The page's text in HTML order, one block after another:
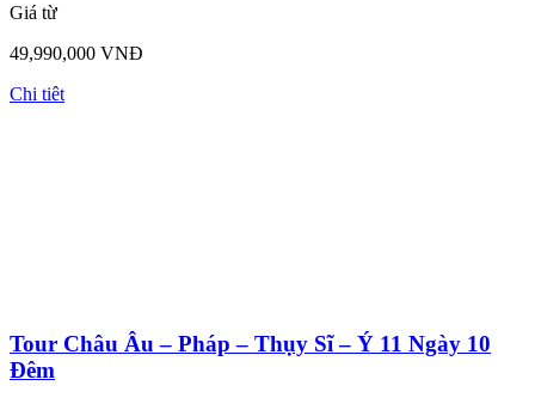
Giá từ
49,990,000 VNĐ
Chi tiêt
Tour Châu Âu – Pháp – Thụy Sĩ – Ý 11 Ngày 10
Đêm